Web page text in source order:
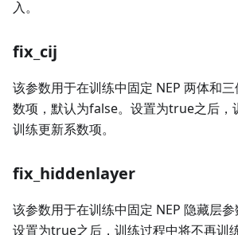
入。
fix_cij
该参数用于在训练中固定 NEP 两体和
数项，默认为false。设置为true之后，
训练更新系数项。
fix_hiddenlayer
该参数用于在训练中固定 NEP 隐藏层参
设置为true之后，训练过程中将不再训